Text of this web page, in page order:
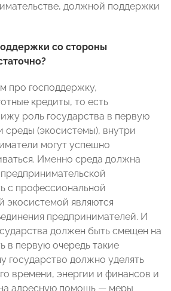
должной поддержки
со стороны
про господдержку,
кредиты, то есть
роль государства в первую
среды (экосистемы), внутри
могут успешно
Именно среда должна
с профессиональной
экосистемой являются
предпринимателей. И
должен быть смещен на
в первую очередь такие
государство должно уделять
времени, энергии и финансов и
адресную помощь — меры